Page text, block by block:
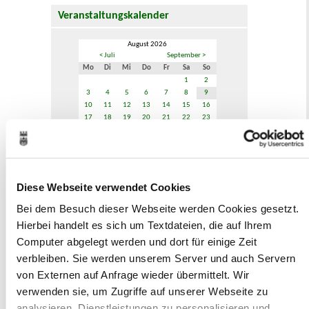
Diese Webseite verwendet Cookies
Bei dem Besuch dieser Webseite werden Cookies gesetzt.
Hierbei handelt es sich um Textdateien, die auf Ihrem
Computer abgelegt werden und dort für einige Zeit
verbleiben. Sie werden unserem Server und auch Servern
von Externen auf Anfrage wieder übermittelt. Wir
verwenden sie, um Zugriffe auf unserer Webseite zu
Veranstaltungskalender
August 2026
< Juli
September >
Mo
Di Mi Do Fr Sa
So
1
2
3
4 5 6 7 8
9
10
11 12 13 14 15
16
17
18 19 20 21 22
23
Zur Veranstaltungssuche
Museen